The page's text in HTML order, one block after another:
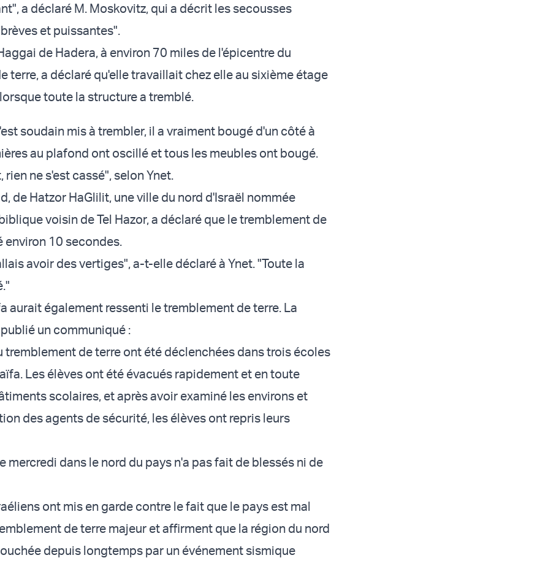
a déclaré M. Moskovitz, qui a décrit les secousses
et puissantes".
de Hadera, à environ 70 miles de l'épicentre du
terre, a déclaré qu'elle travaillait chez elle au sixième étage
toute la structure a tremblé.
soudain mis à trembler, il a vraiment bougé d'un côté à
au plafond ont oscillé et tous les meubles ont bougé.
rien ne s'est cassé", selon Ynet.
de Hatzor HaGlilit, une ville du nord d'Israël nommée
voisin de Tel Hazor, a déclaré que le tremblement de
environ 10 secondes.
avoir des vertiges", a-t-elle déclaré à Ynet. "Toute la
aurait également ressenti le tremblement de terre. La
un communiqué :
tremblement de terre ont été déclenchées dans trois écoles
Les élèves ont été évacués rapidement et en toute
scolaires, et après avoir examiné les environs et
des agents de sécurité, les élèves ont repris leurs
mercredi dans le nord du pays n'a pas fait de blessés ni de
ont mis en garde contre le fait que le pays est mal
de terre majeur et affirment que la région du nord
depuis longtemps par un événement sismique